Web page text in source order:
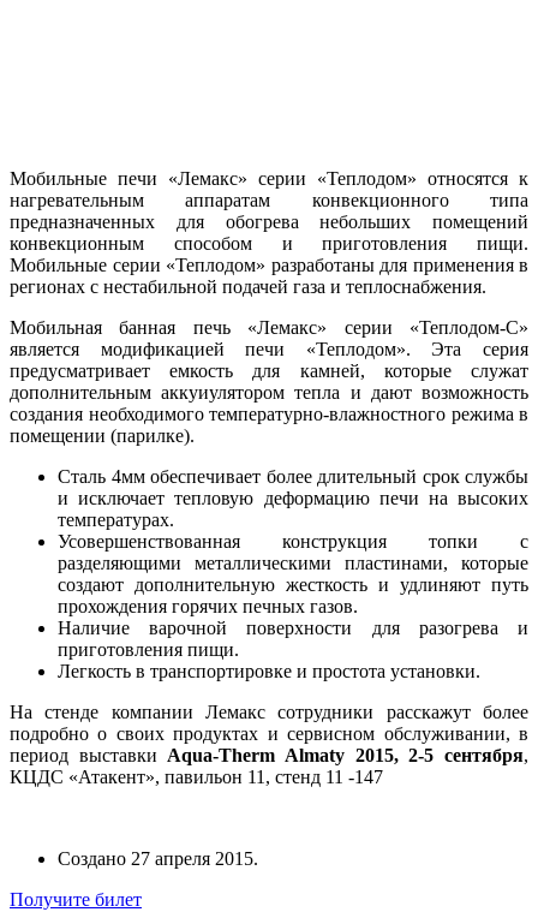
Мобильные печи «Лемакс» серии «Теплодом» относятся к
нагревательным аппаратам конвекционного типа
предназначенных для обогрева небольших помещений
конвекционным способом и приготовления пищи.
Мобильные серии «Теплодом» разработаны для применения в
регионах с нестабильной подачей газа и теплоснабжения.
Мобильная банная печь «Лемакс» серии «Теплодом-С»
является модификацией печи «Теплодом». Эта серия
предусматривает емкость для камней, которые служат
дополнительным аккуиулятором тепла и дают возможность
создания необходимого температурно-влажностного режима в
помещении (парилке).
Сталь 4мм обеспечивает более длительный срок службы
и исключает тепловую деформацию печи на высоких
температурах.
Усовершенствованная конструкция топки с
разделяющими металлическими пластинами, которые
создают дополнительную жесткость и удлиняют путь
прохождения горячих печных газов.
Наличие варочной поверхности для разогрева и
приготовления пищи.
Легкость в транспортировке и простота установки.
На стенде компании Лемакс сотрудники расскажут более
подробно о своих продуктах и сервисном обслуживании, в
период выставкиAqua-Therm Almaty 2015, 2-5 сентября,
КЦДС «Атакент», павильон 11, стенд 11 -147
Создано 27 апреля 2015.
Получите билет